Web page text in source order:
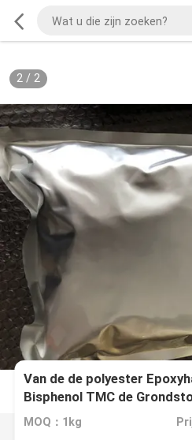
2/ 2
Van de de polyester
Bisphenol TMC de
MOQ：1kg